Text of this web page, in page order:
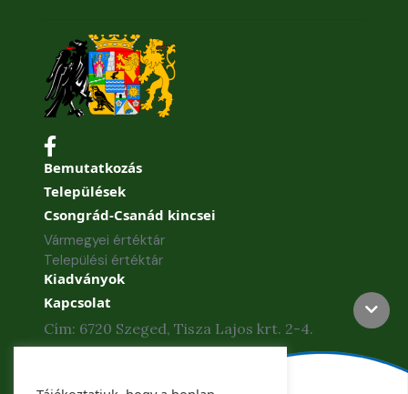
Bemutatkozás
Települések
Csongrád-Csanád kincsei
Vármegyei értéktár
Települési értéktár
Kiadványok
Kapcsolat
Cím: 6720 Szeged, Tisza Lajos krt. 2-4.